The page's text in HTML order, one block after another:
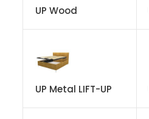
UP Wood
UP Metal LIFT-UP